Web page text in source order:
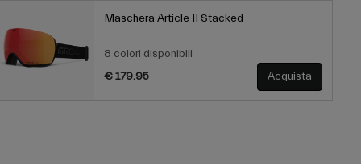
Maschera Article II Stacked
8 colori disponibili
€ 179.95
Acquista